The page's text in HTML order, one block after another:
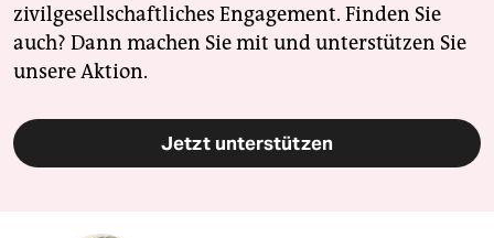
zivilgesellschaftliches Engagement. Finden Sie
auch? Dann machen Sie mit und unterstützen Sie
unsere Aktion.
Jetzt unterstützen